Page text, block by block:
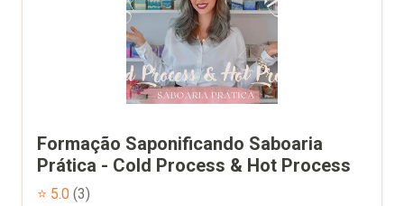
Formação Saponificando Saboaria
Prática - Cold Process & Hot Process
⭐ 5.0 (3)